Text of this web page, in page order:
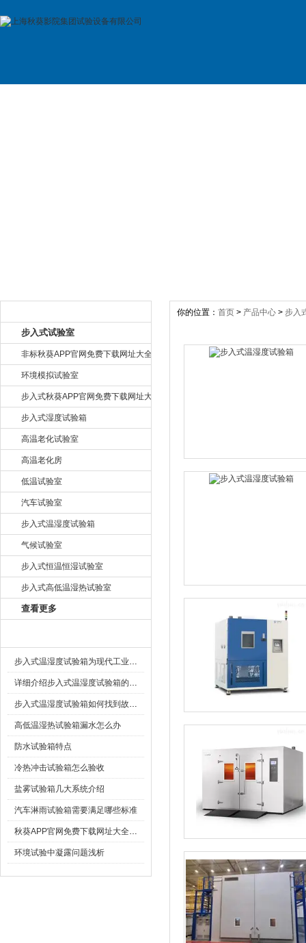
步入式试验室
非标秋葵APP官网免费下载网址大全
环境模拟试验室
步入式秋葵APP官网免费下载网址大全
步入式湿度试验箱
高温老化试验室
高温老化房
低温试验室
汽车试验室
步入式温湿度试验箱
气候试验室
步入式恒温恒湿试验室
步入式高低温湿热试验室
查看更多
步入式温湿度试验箱为现代工业提供精确的测试环境
详细介绍步入式温湿度试验箱的原理、特点及应用
步入式温湿度试验箱如何找到故障原因“对症下药”
高低温湿热试验箱漏水怎么办
防水试验箱特点
冷热冲击试验箱怎么验收
盐雾试验箱几大系统介绍
汽车淋雨试验箱需要满足哪些标准
秋葵APP官网免费下载网址大全采用那种散热方式好？
环境试验中凝露问题浅析
你的位置： 首页 > 产品中心 > 步入